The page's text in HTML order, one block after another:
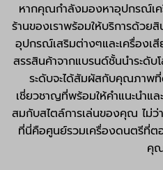
หากคุณกำลังมองหาอุปกรณ์เ
ร้านของเราพร้อมให้บริการด้วย
อุปกรณ์เสริมต่างๆและเครื่องเ
สรรสินค้าจากแบรนด์ชั้นนำระดั
ระดับจะได้สัมผัสกับคุณภา
เชี่ยวชาญที่พร้อมให้คำแนะนำแ
สมกับสไตล์การเล่นของคุณ ไม่
ที่นี่คือศูนย์รวมเครื่องดนตรีที่ต
คุ